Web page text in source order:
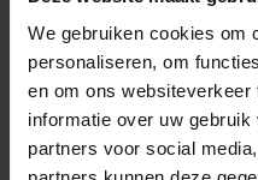
We gebruiken cookies om
personaliseren, om
en om ons
informatie over uw
partners voor social
Edel Antraciet
GeoColor
Uitgewassen
natuurlijk
Documentatie